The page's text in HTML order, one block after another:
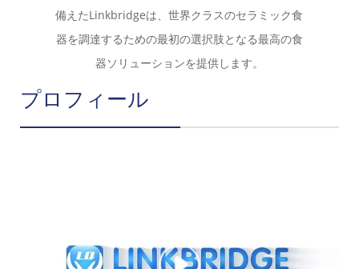
備えたLinkbridgeは、世界クラスのセラミック食
器を調達するための最初の選択肢となる最高の食
器ソリューションを提供します。
プロフィール